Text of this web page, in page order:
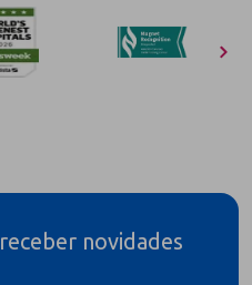
novidades